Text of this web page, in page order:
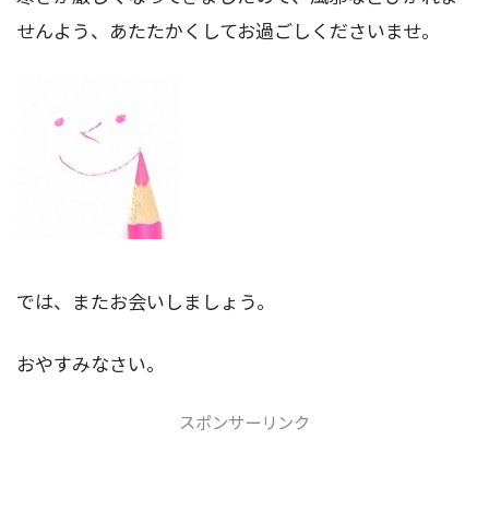
せんよう、あたたかくしてお過ごしくださいませ。
では、またお会いしましょう。
おやすみなさい。
スポンサーリンク